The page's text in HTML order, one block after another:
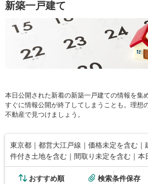
新築一戸建て
本日公開された新着の新築一戸建ての情報を集
すぐに情報公開が終了してしまうことも。理想
不動産で見つけましょう。
東京都｜都営大江戸線｜価格未定を含む｜
件付き土地を含む｜間取り未定を含む｜本
おすすめ順 検索条件保存